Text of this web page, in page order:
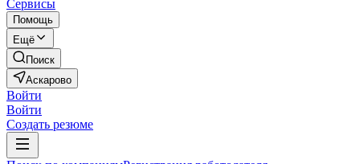
Сервисы
Помощь
Ещё
Поиск
Аскарово
Войти
Войти
Создать резюме